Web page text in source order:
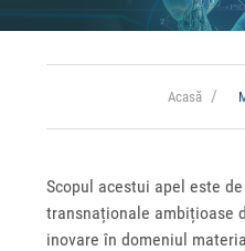
Acasă
Scopul acestui apel este
transnaționale ambițioase
inovare în domeniul